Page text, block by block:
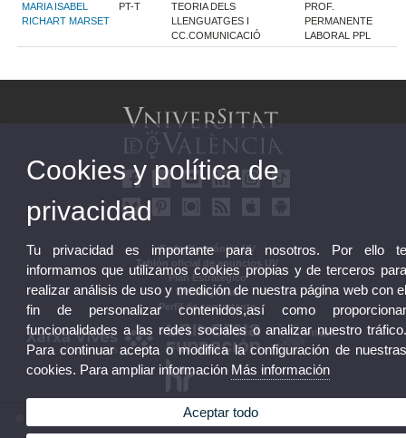
MARIA ISABEL
RICHART MARSET
PT-T
TEORIA DELS
LLENGUATGES I
CC.COMUNICACIÓ
PROF.
PERMANENTE
LABORAL PPL
Sede Electrónica UV
Tablón oficial de anuncios UV
Plan Estratégico
UVintegridad
Perfil de contratante
© 2026 UV. - Av. Blasco Ibáñez, 13. 46010 València. Espanya. Tel. UV: (+34) 963 86 41 00
Cookies y política de
privacidad
Tu privacidad es importante para nosotros. Por ello
informamos que utilizamos cookies propias y de terceros
realizar análisis de uso y medición de nuestra página web con
fin de personalizar contenidos,así como
funcionalidades a las redes sociales o analizar nuestro
Para continuar acepta o modifica la configuración de
cookies. Para ampliar información Más información
Aceptar todo